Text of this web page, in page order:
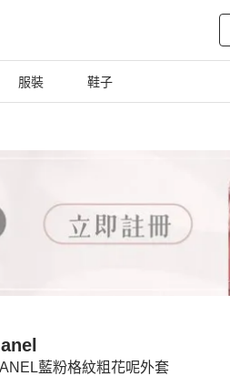
服裝 鞋子
藍粉格紋粗花呢外套